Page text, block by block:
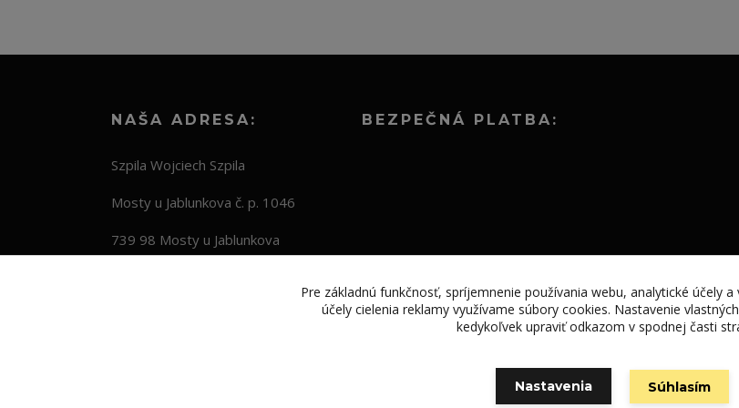
NAŠA ADRESA:
Szpila Wojciech Szpila
Mosty u Jablunkova č. p. 1046
739 98 Mosty u Jablunkova
BEZPEČNÁ PLATBA:
Pre základnú funkčnosť, spríjemnenie používania webu, analytické účely
účely cielenia reklamy využívame súbory cookies. Nastavenie
kedykoľvek upraviť odkazom v spodnej časti
Nastavenia Súhlasím